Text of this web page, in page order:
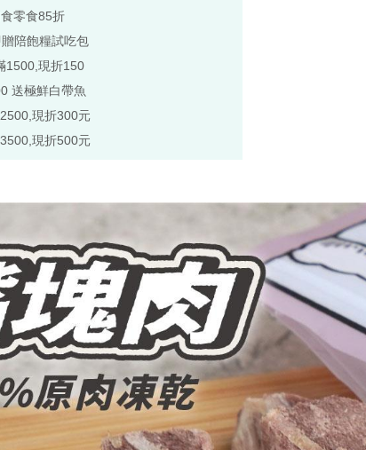
零食85折
陪飽糧試吃包
1500,現折150
送極鮮白帶魚
現折300元
現折500元